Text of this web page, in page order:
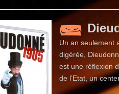
Un an seulement
digérée,
est une réflexion
de l’Etat, un